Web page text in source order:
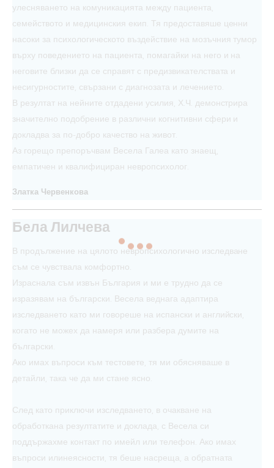
улесняването на комуникацията между пациента,
семейството и медицинския екип. Тя предоставяше ценни
насоки за психологическото въздействие на мозъчния тумор
върху поведението на пациента, помагайки на него и на
неговите близки да се справят с предизвикателствата и
несигурностите, свързани с диагнозата и лечението.
В резултат на нейните отдадени усилия, Х.Ч. демонстрира
значително подобрение в различни когнитивни сфери и
докладва за по-добро качество на живот.
Аз горещо препоръчвам Весела Галеа като знаещ,
емпатичен и квалифициран невропсихолог.
Златка Червенкова
Бела Лилчева
В продължение на цялото невропсихологично изследване
съм се чувствала комфортно.
Израснала съм извън България и ми е трудно да се
изразявам на български. Весела веднага адаптира
изследването като ми говореше на испански и английски,
когато не можех да намеря или разбера думите на
български.
Ако имах въпроси към тестовете, тя ми обясняваше в
детайли, така че да ми стане ясно.
След като приключи изследването, в очакване на
обработка на резултатите и доклада, с Весела си
поддържахме контакт по имейл или телефон. Ако имах
въпроси или неясности, тя беше насреща, а обратната